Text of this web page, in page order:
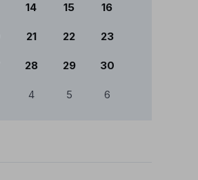
14 15 16
21 22 23
28 29 30
4 5 6